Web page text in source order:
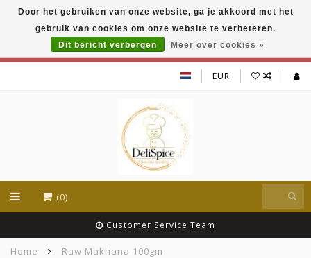
DeliSpice is your online Indian grocery shop with
exclusive brands like Daawat, Suhana, DeliSpice
and many more !!!
EUR
(0)
Customer Service Team
Home Raw Makhana 100gm
Door het gebruiken van onze website, ga je akkoord met het
gebruik van cookies om onze website te verbeteren.
Dit bericht verbergen
Meer over cookies »